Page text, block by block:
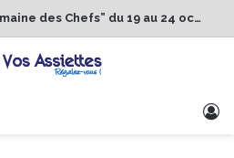
1er Édition de “La Semaine des Chefs” du 19 au 24 octobre 2026